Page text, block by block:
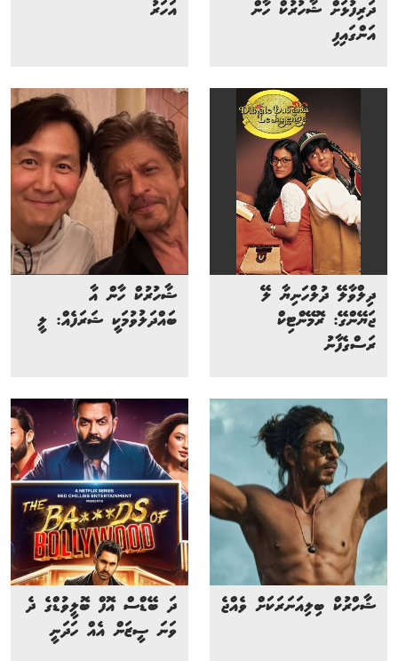
ދަރިފުޅަށް ޝާހުރުކް ހާން
އަންގައިފި
އަހަރު
ދިލްވާލޭ ދުލްހަނިޔާ ލޭ
ޖަޔޭންގޭ: ރޮމޭންޓިކް
ރަސްގެފާނު
ޝާހުރުކް ހާން އާ
ބައްދަލުވުމަކީ ޝަރަފެއް: ލީ
ޝާހްރުކް ބިލިއަނަރަކަށް ވެއްޖެ
ދަ ބޭޑްސް އޮފް ބޮލީވުޑްގެ ދެ
ވަނަ ސީޒަން އެއް ހަދަނީ